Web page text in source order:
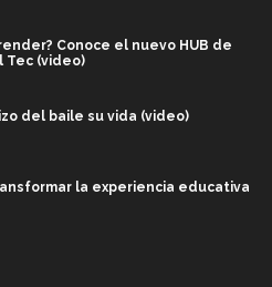
Conoce el nuevo HUB de
Tec (video)
del baile su vida (video)
la experiencia educativa